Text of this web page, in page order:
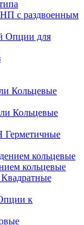
с раздвоенным
Опции для
Кольцевые
Кольцевые
Герметичные
кольцевые
Квадратные
к